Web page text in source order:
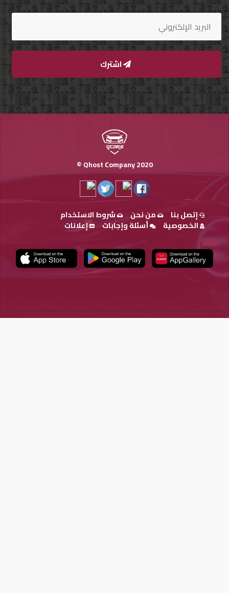
اشترك
Qhost Company 2020 ©
إتصل بنا من نحن
شروط الاستخدام
الخصوصية
أسئلة وإجابات إعلانات